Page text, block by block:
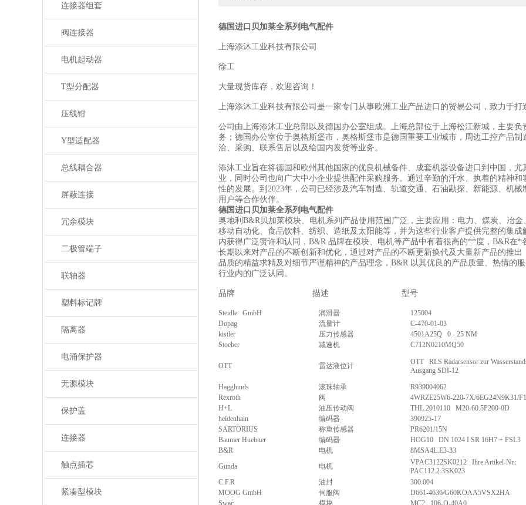
连接器组套
阀连接器
电机起动器
T型分配器
压线钳
Y型适配器
总线耦合器
屏蔽连接
冗余模块
二极管端子
联轴器
塑料标记牌
隔离器
电涌保护器
无源模块
保护盖
连接器
触点插芯
紧凑型模块
德国进口贝加莱全系列电气配件
上海添沐工业科技有限公司
徐工
大量现货库存，欢迎咨询！
上海添沐工业科技有限公司是一家专门从事欧洲工业产品进口的贸易公司，致力于打
公司由上海添沐工业总部以及德国办公室组成。上海总部位于上海松江新城，主要
务；德国办公室位于奥格斯堡市，奥格斯堡市是德国重要工业城市，周边工控产品
洽、采购、联系售后以及给国内发货等业务。
添沐工业旨在将德国和欧州其他国家的优良机械备件、成套机器设备进口到中国，
业，同时公司也向广大中小企业提供配件采购服务。通过辛勤的汗水、执着的精神
性的发展。到2023年，公司已经涉及汽车制造、轨道交通、石油勘探、新能源、机
用户等合作伙伴。
德国进口贝加莱全系列电气配件
奥地利B&R贝加莱模块、电机系列产品使用范围广泛，主要应用：电力、煤炭、冶
移动自动化、食品饮料、纺织、造纸及太阳能等，并为这些行业客户提供完整的集
内获得广泛赞许和认同，B&R 品牌在模块、电机等产品中有着很高的**度，B&R在
长期以来对产品的不断创新和优化，通过对产品的不断更新换代及大量新产品的推
品质的精益求精及对细节严谨精神的产品理念，B&R 以其优良的产品质量、热情的
行业内的广泛认同。
品牌 描述 型号
Steidle GmbH 润滑器
125004
Dopag
流量计
C-470-01-03
kistler
压力传感器
4501A25Q 0 - 25 NM
Stoeber
减速机 C712N0210MQ50
OTT 雷达液位计
OTT RLS Radarsensor zur
Ausgang SDI-12
Hagglunds
滚珠轴承
R939004062
Rexroth
阀
4WRZE25W6-220-7X/6EG24N9K31/
H+L
油压传动阀
THL.2010110 M20-60.5P200-0D
heidenhain
编码器
390925-17
SARTORIUS
称重传感器
PR6201/15N
Baumer Huebner
编码器
HOG10 DN 1024 I SR 16H7 + FSL3
B&R
电机
8MSA4L.E3-33
Gunda
电机
VPAC3122SK0212 Ihre Artikel-Nr.:
PAC112.2.3SK023
C.F.R
油封
300.004
MOOG GmbH
伺服阀
D661-4636/G60KOAA5VSX2HA
Swac
模块
MC2 106-O-40A0